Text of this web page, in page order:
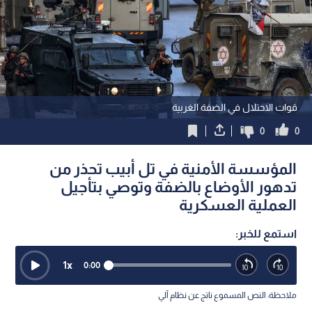
قوات الاحتلال في الضفة الغربية
0
0
المؤسسة الأمنية في تل أبيب تحذر من
تدهور الأوضاع بالضفة وتوصي بتأجيل
العملية العسكرية
استمع للخبر:
0:00
1x
ملاحظة: النص المسموع ناتج عن نظام آلي